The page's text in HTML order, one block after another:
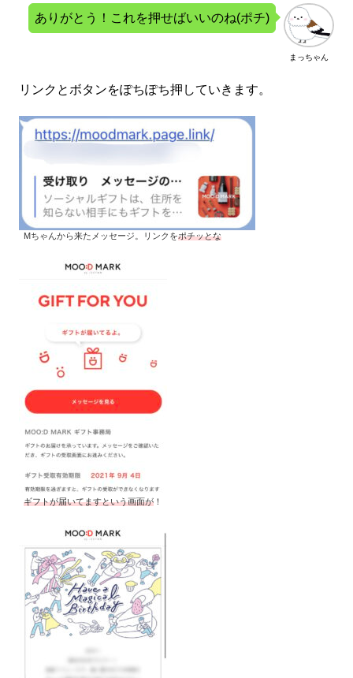
まっちゃん
ありがとう！これを押せばいいのね(ポチ)
リンクとボタンをぽちぽち押していきます。
Mちゃんから来たメッセージ。リンクをポチッとな
ギフトが届いてますという画面が ！